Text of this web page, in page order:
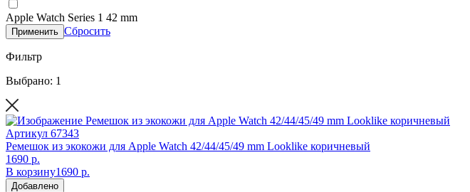
Apple Watch Series 1 42 mm
Применить Сбросить
Фильтр
Выбрано: 1
Артикул 67343
Ремешок из экокожи для Apple Watch 42/44/45/49 mm Looklike коричневый
1690 р.
В корзину1690 р.
Добавлено